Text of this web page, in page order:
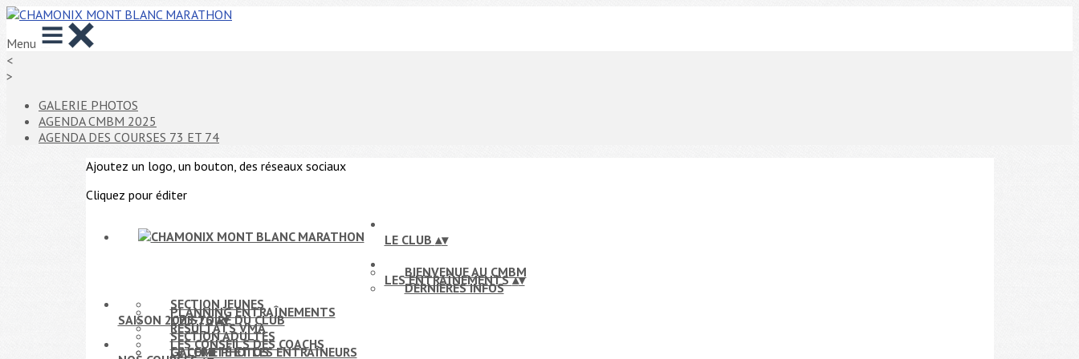
Menu
<
>
GALERIE PHOTOS
AGENDA CMBM 2025
AGENDA DES COURSES 73 ET 74
Ajoutez un logo, un bouton, des réseaux sociaux
Cliquez pour éditer
LE CLUB ▴▾
BIENVENUE AU CMBM
DERNIÈRES INFOS
SECTION JEUNES
L'HISTOIRE DU CLUB
SECTION ADULTES
LE COMITÉ ET LES ENTRAÎNEURS
LES ENTRAÎNEMENTS▴▾
PLANNING ENTRAÎNEMENTS
RÉSULTATS VMA
LES CONSEILS DES COACHS
SAISON 2025-26▴▾
GALERIE PHOTOS